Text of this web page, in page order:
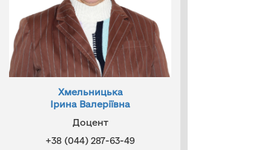
Хмельницька
Ірина Валеріївна
Доцент
+38 (044) 287-63-49